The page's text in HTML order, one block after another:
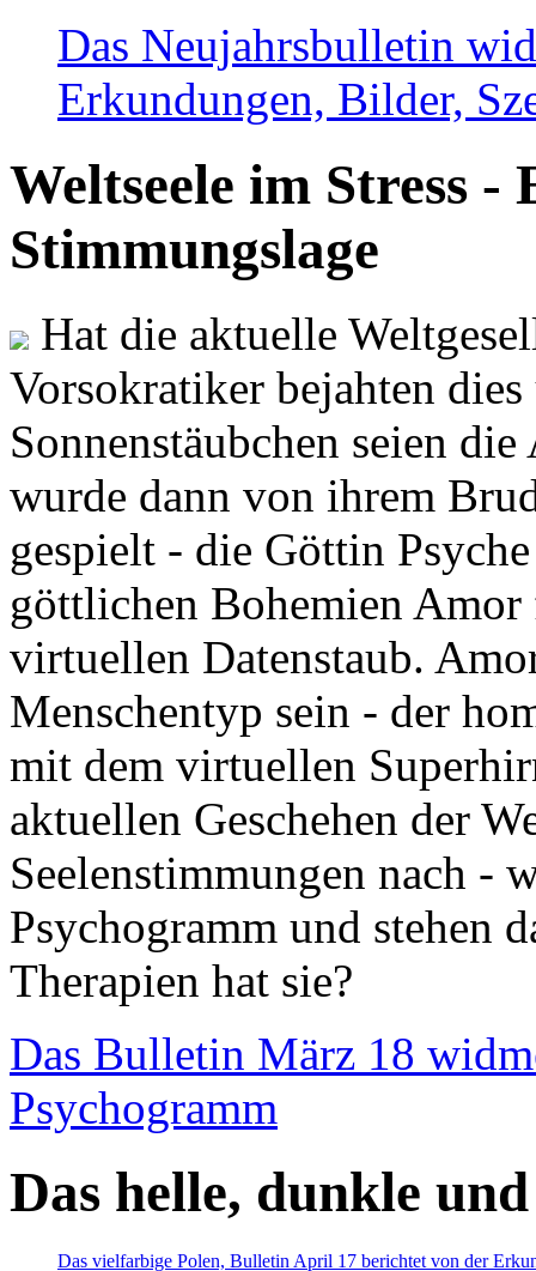
Das Neujahrsbulletin
Erkundungen, Bilder,
Weltseele im Stress -
Stimmungslage
Hat die aktuelle
Vorsokratiker bejahten
Sonnenstäubchen seien
wurde dann von ihrem
gespielt - die Göttin
göttlichen Bohemien
virtuellen Datenstaub.
Menschentyp sein - der
mit dem virtuellen
aktuellen Geschehen der
Seelenstimmungen nach -
Psychogramm und stehen
Therapien hat sie?
Das Bulletin März 18
Psychogramm
Das helle, dunkle
Das vielfarbige Polen, Bulletin April 17 berichtet von der